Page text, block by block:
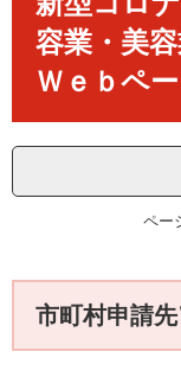
容業・美
Ｗｅｂペ
ペー
市町村申請